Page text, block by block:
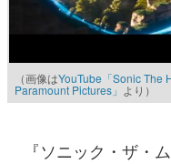
（画像はYouTube「Sonic The
Paramount Pictures」 より）
『ソニック・ザ・